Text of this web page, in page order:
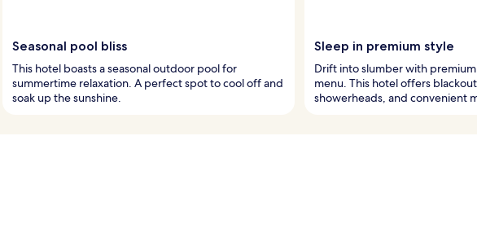
Seasonal pool bliss
This hotel boasts a seasonal outdoor pool for
summertime relaxation. A perfect spot to cool off and
soak up the sunshine.
Sleep in premium style
Drift into slumber with
menu. This hotel offers
showerheads, and convenient